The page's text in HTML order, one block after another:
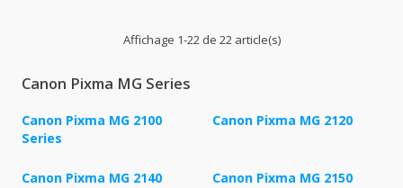
Affichage 1-22 de 22 article(s)
Canon Pixma MG Series
Canon Pixma MG 2100
Series
Canon Pixma MG 2120
Canon Pixma MG 2140 Canon Pixma MG 2150